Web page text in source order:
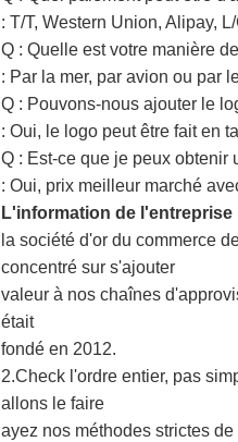
: T/T, Western Union, Alipay,
Q : Quelle est votre manière
: Par la mer, par avion ou par
Q : Pouvons-nous ajouter le
: Oui, le logo peut être fait en
Q : Est-ce que je peux obtenir
: Oui, prix meilleur marché
L'information de l'entreprise
la société d'or du commerce
concentré sur s'ajouter
valeur à nos chaînes
était
fondé en 2012.
2.Check l'ordre entier, pas
allons le faire
ayez nos méthodes strictes